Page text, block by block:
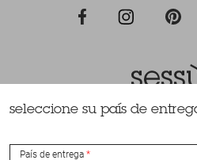
Todos los derechos
seleccione su país de
País de entrega